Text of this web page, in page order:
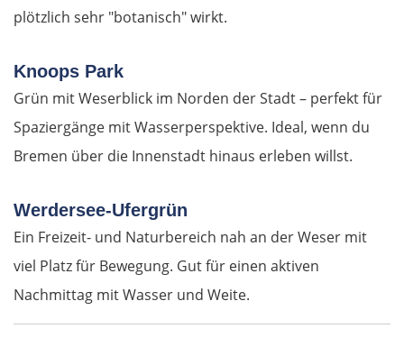
plötzlich sehr "botanisch" wirkt.
Knoops Park
Grün mit Weserblick im Norden der Stadt – perfekt für
Spaziergänge mit Wasserperspektive. Ideal, wenn du
Bremen über die Innenstadt hinaus erleben willst.
Werdersee-Ufergrün
Ein Freizeit- und Naturbereich nah an der Weser mit
viel Platz für Bewegung. Gut für einen aktiven
Nachmittag mit Wasser und Weite.
Blagoewgrad
Sofia
Widin
Rumänien West